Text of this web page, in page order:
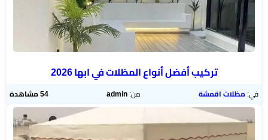
تركيب أفضل أنواع المظلات في ابها 2026
في:مظلات اقمشة من:admin 54 مشاهدة